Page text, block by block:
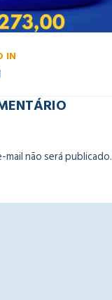
IN
não será publicado.